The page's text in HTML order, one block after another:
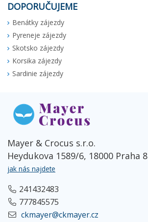
DOPORUČUJEME
Benátky zájezdy
Pyreneje zájezdy
Skotsko zájezdy
Korsika zájezdy
Sardinie zájezdy
Mayer & Crocus s.r.o.
Heydukova 1589/6, 18000 Praha 8
jak nás najdete
241432483
777845575
ckmayer@ckmayer.cz